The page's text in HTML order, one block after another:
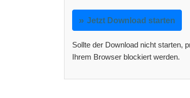
Jetzt Download starten
Sollte der Download nicht starten,
Ihrem Browser blockiert werden.